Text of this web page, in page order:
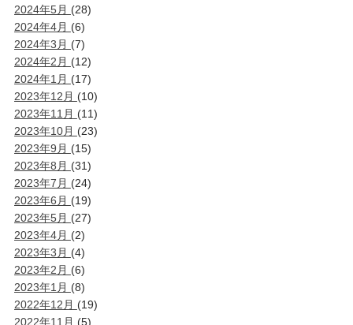
2024年5月 (28)
2024年4月 (6)
2024年3月 (7)
2024年2月 (12)
2024年1月 (17)
2023年12月 (10)
2023年11月 (11)
2023年10月 (23)
2023年9月 (15)
2023年8月 (31)
2023年7月 (24)
2023年6月 (19)
2023年5月 (27)
2023年4月 (2)
2023年3月 (4)
2023年2月 (6)
2023年1月 (8)
2022年12月 (19)
2022年11月 (5)